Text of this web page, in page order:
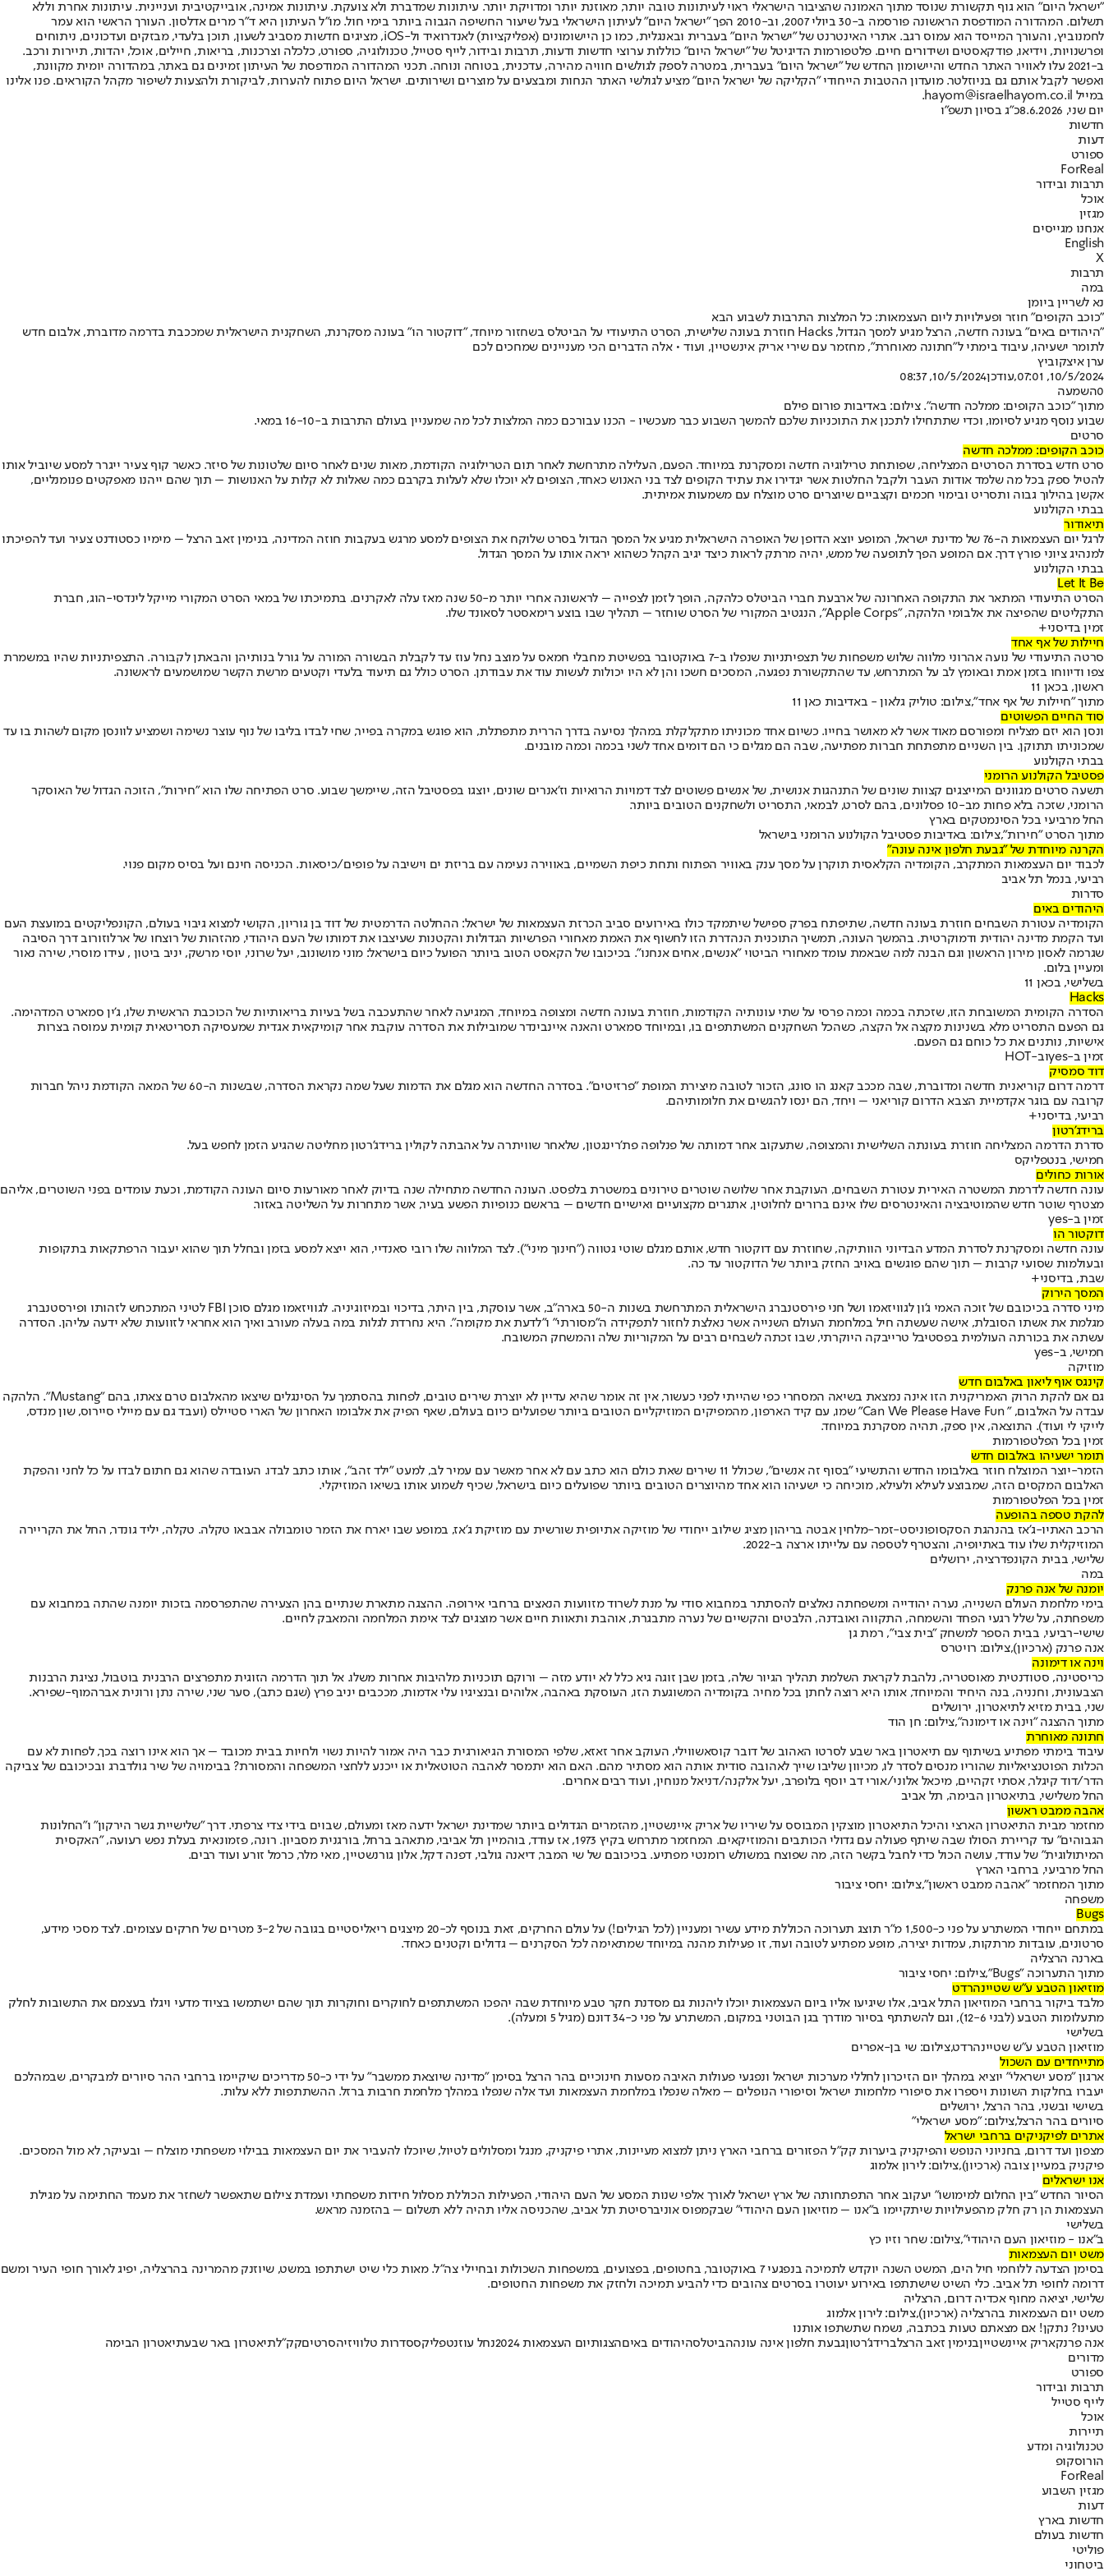
"ישראל היום" הוא גוף תקשורת שנוסד מתוך האמונה שהציבור הישראלי ראוי לעיתונות טובה יותר, מאוזנת יותר ומדויקת יותר. עיתונות שמדברת ולא צועקת. עיתונות אמינה, אובייקטיבית ועניינית. עיתונות אחרת וללא
תשלום. המהדורה המודפסת הראשונה פורסמה ב-30 ביולי 2007, וב-2010 הפך "ישראל היום" לעיתון הישראלי בעל שיעור החשיפה הגבוה ביותר בימי חול. מו"ל העיתון היא ד"ר מרים אדלסון. העורך הראשי הוא עמר
לחמנוביץ, והעורך המייסד הוא עמוס רגב. אתרי האינטרנט של "ישראל היום" בעברית ובאנגלית, כמו כן היישומונים (אפליקציות) לאנדרואיד ול-iOS, מציגים חדשות מסביב לשעון, תוכן בלעדי, מבזקים ועדכונים, ניתוחים
ופרשנויות, וידיאו, פודקאסטים ושידורים חיים. פלטפורמות הדיגיטל של "ישראל היום" כוללות ערוצי חדשות ודעות, תרבות ובידור, לייף סטייל, טכנולוגיה, ספורט, כלכלה וצרכנות, בריאות, חיילים, אוכל, יהדות, תיירות ורכב.
ב-2021 עלו לאוויר האתר החדש והיישומון החדש של "ישראל היום" בעברית, במטרה לספק לגולשים חוויה מהירה, עדכנית, בטוחה ונוחה. תכני המהדורה המודפסת של העיתון זמינים גם באתר, במהדורה יומית מקוונת,
ואפשר לקבל אותם גם בניוזלטר. מועדון ההטבות הייחודי "הקליקה של ישראל היום" מציע לגולשי האתר הנחות ומבצעים על מוצרים ושירותים. ישראל היום פתוח להערות, לביקורת ולהצעות לשיפור מקהל הקוראים. פנו אלינו
במייל hayom@israelhayom.co.il.
יום שני, 8.6.2026
כ"ג בסיון תשפ"ו
חדשות
דעות
ספורט
ForReal
תרבות ובידור
אוכל
מגזין
אנחנו מגייסים
English
X
תרבות
במה
נא לשריין ביומן
"כוכב הקופים" חוזר ופעילויות ליום העצמאות: כל המלצות התרבות לשבוע הבא
"היהודים באים" בעונה חדשה, הרצל מגיע למסך הגדול, Hacks חוזרת בעונה שלישית, הסרט התיעודי על הביטלס בשחזור מיוחד, "דוקטור הו" בעונה מסקרנת, השחקנית הישראלית שמככבת בדרמה מדוברת, אלבום חדש
לתומר ישעיהו, עיבוד בימתי ל"חתונה מאוחרת", מחזמר עם שירי אריק אינשטיין, ועוד • אלה הדברים הכי מעניינים שמחכים לכם
ערן איצקוביץ
10/5/2024, 07:01
,עודכן10/5/2024, 08:37
0השמעה
מתוך "כוכב הקופים: ממלכה חדשה". צילום: באדיבות פורום פילם
שבוע נוסף מגיע לסיומו, וכדי שתתחילו לתכנן את התוכניות שלכם להמשך השבוע כבר מעכשיו - הכנו עבורכם כמה המלצות לכל מה שמעניין בעולם התרבות ב-16-10 במאי.
סרטים
כוכב הקופים: ממלכה חדשה
סרט חדש בסדרת הסרטים המצליחה, שפותחת טרילוגיה חדשה ומסקרנת במיוחד. הפעם, העלילה מתרחשת לאחר תום הטרילוגיה הקודמת, מאות שנים לאחר סיום שלטונות של סיזר. כאשר קוף צעיר ייגרר למסע שיוביל אותו
להטיל ספק בכל מה שלמד אודות העבר ולקבל החלטות אשר יגדירו את עתיד הקופים לצד בני האנוש כאחד, הצופים לא יוכלו שלא לעלות בקרבם כמה שאלות לא קלות על האנושות – תוך שהם ייהנו מאפקטים פנומנליים,
אקשן בהילוך גבוה ותסריט ובימוי חכמים וקצביים שיוצרים סרט מוצלח עם משמעות אמיתית.
בבתי הקולנוע
תיאודור
לרגל יום העצמאות ה-76 של מדינת ישראל, המופע יוצא הדופן של האופרה הישראלית מגיע אל המסך הגדול בסרט שלוקח את הצופים למסע מרגש בעקבות חוזה המדינה, בנימין זאב הרצל – מימיו כסטודנט צעיר ועד להפיכתו
למנהיג ציוני פורץ דרך. אם המופע הפך לתופעה של ממש, יהיה מרתק לראות כיצד יגיב הקהל כשהוא יראה אותו על המסך הגדול.
בבתי הקולנוע
Let It Be
הסרט התיעודי המתאר את התקופה האחרונה של ארבעת חברי הביטלס כלהקה, הופך לזמן לצפייה – לראשונה אחרי יותר מ-50 שנה מאז עלה לאקרנים. בתמיכתו של במאי הסרט המקורי מייקל לינדסי-הוג, חברת
התקליטים שהפיצה את אלבומי הלהקה, "Apple Corps", הנגטיב המקורי של הסרט שוחזר – תהליך שבו בוצע רימאסטר לסאונד שלו.
זמין בדיסני+
חיילות של אף אחד
סרטה התיעודי של נועה אהרוני מלווה שלוש משפחות של תצפיתניות שנפלו ב-7 באוקטובר בפשיטת מחבלי חמאס על מוצב נחל עוז עד לקבלת הבשורה המורה על גורל בנותיהן והבאתן לקבורה. התצפיתניות שהיו במשמרת
צפו ודיווחו בזמן אמת ובאומץ לב על המתרחש, עד שהתקשורת נפגעה, המסכים חשכו והן לא היו יכולות לעשות עוד את עבודתן. הסרט כולל גם תיעוד בלעדי וקטעים מרשת הקשר שמושמעים לראשונה.
ראשון, בכאן 11
מתוך "חיילות של אף אחד",צילום: טוליק גלאון - באדיבות כאן 11
סוד החיים הפשוטים
ונסן הוא יזם מצליח ומפורסם מאוד אשר לא מאושר בחייו. כשיום אחד מכוניתו מתקלקלת במהלך נסיעה בדרך הררית מתפתלת, הוא פוגש במקרה בפייר, שחי לבדו בליבו של נוף עוצר נשימה ושמציע לוונסן מקום לשהות בו עד
שמכוניתו תתוקן. בין השניים מתפתחת חברות מפתיעה, שבה הם מגלים כי הם דומים אחד לשני בכמה וכמה מובנים.
בבתי הקולנוע
פסטיבל הקולנוע הרומני
תשעה סרטים מגוונים המייצגים קצוות שונים של התנהגות אנושית, של אנשים פשוטים לצד דמויות הרואיות וז'אנרים שונים, יוצגו בפסטיבל הזה, שיימשך שבוע. סרט הפתיחה שלו הוא "חירות", הזוכה הגדול של האוסקר
הרומני, שזכה בלא פחות מב-10 פסלונים, בהם לסרט, לבמאי, התסריט ולשחקנים הטובים ביותר.
החל מרביעי בכל הסינמטקים בארץ
מתוך הסרט "חירות",צילום: באדיבות פסטיבל הקולנוע הרומני בישראל
הקרנה מיוחדת של "גבעת חלפון אינה עונה"
לכבוד יום העצמאות המתקרב, הקומדיה הקלאסית תוקרן על מסך ענק באוויר הפתוח ותחת כיפת השמיים, באווירה נעימה עם בריזת ים וישיבה על פופים/כיסאות. הכניסה חינם ועל בסיס מקום פנוי.
רביעי, בנמל תל אביב
סדרות
היהודים באים
הקומדיה עטורת השבחים חוזרת בעונה חדשה, שתיפתח בפרק ספישל שיתמקד כולו באירועים סביב הכרזת העצמאות של ישראל: ההחלטה הדרמטית של דוד בן גוריון, הקושי למצוא גיבוי בעולם, הקונפליקטים במועצת העם
ועד הקמת מדינה יהודית ודמוקרטית. בהמשך העונה, תמשיך התוכנית הנהדרת הזו לחשוף את האמת מאחורי הפרשיות הגדולות והקטנות שעיצבו את דמותו של העם היהודי, מהזהות של רוצחו של ארלוזורוב דרך הסיבה
שגרמה לאסון מירון הראשון וגם הבנה למה שבאמת עומד מאחורי הביטוי "אנשים, אחים אנחנו". בכיכובו של הקאסט הטוב ביותר הפועל כיום בישראל: מוני מושונוב, יעל שרוני, יוסי מרשק, יניב ביטון , עידו מוסרי, שירה נאור
ומעיין בלום.
בשלישי, בכאן 11
Hacks
הסדרה הקומית המשובחת הזו, שזכתה בכמה וכמה פרסי על שתי עונותיה הקודמות, חוזרת בעונה חדשה ומצופה במיוחד, המגיעה לאחר שהתעכבה בשל בעיות בריאותיות של הכוכבת הראשית שלו, ג'ין סמארט המדהימה.
גם הפעם התסריט מלא בשנינות מקצה אל הקצה, כשהכל השחקנים המשתתפים בו, ובמיוחד סמארט והאנה איינבינדר שמובילות את הסדרה עוקבת אחר קומיקאית אגדית שמעסיקה תסריטאית קומית עמוסה בצרות
אישיות, נותנים את כל כוחם גם הפעם.
זמין ב-yesוב-HOT
דוד סמסיק
דרמה דרום קוריאנית חדשה ומדוברת, שבה מככב קאנג הו סונג, הזכור לטובה מיצירת המופת "פרזיטים". בסדרה החדשה הוא מגלם את הדמות שעל שמה נקראת הסדרה, שבשנות ה-60 של המאה הקודמת ניהל חברות
קרובה עם בוגר אקדמיית הצבא הדרום קוריאני – ויחד, הם ינסו להגשים את חלומותיהם.
רביעי, בדיסני+
ברידג'רטון
סדרת הדרמה המצליחה חוזרת בעונתה השלישית והמצופה, שתעקוב אחר דמותה של פנלופה פת'רינגטון, שלאחר שוויתרה על אהבתה לקולין ברידג'רטון מחליטה שהגיע הזמן לחפש בעל.
חמישי, בנטפליקס
אורות כחולים
עונה חדשה לדרמת המשטרה האירית עטורת השבחים, העוקבת אחר שלושה שוטרים טירונים במשטרת בלפסט. העונה החדשה מתחילה שנה בדיוק לאחר מאורעות סיום העונה הקודמת, וכעת עומדים בפני השוטרים, אליהם
מצטרף שוטר חדש שהמוטיבציה והאינטרסים שלו אינם ברורים לחלוטין, אתגרים מקצועיים ואישיים חדשים – בראשם כנופיות הפשע בעיר, אשר מתחרות על השליטה באזור.
זמין ב-yes
דוקטור הו
עונה חדשה ומסקרנת לסדרת המדע הבדיוני הוותיקה, שחוזרת עם דוקטור חדש, אותם מגלם שוטי גטווה ("חינוך מיני"). לצד המלווה שלו רובי סאנדיי, הוא ייצא למסע בזמן ובחלל תוך שהוא יעבור הרפתקאות בתקופות
ובעולמות שסועי קרבות – תוך שהם פוגשים באויב החזק ביותר של הדוקטור עד כה.
שבת, בדיסני+
המסך הירוק
מיני סדרה בכיכובם של זוכה האמי ג'ון לגוויזאמו ושל חני פירסטנברג הישראלית המתרחשת בשנות ה-50 בארה"ב, אשר עוסקת, בין היתר, בדיכוי ובמיזוגיניה. לגוויזאמו מגלם סוכן FBI לטיני המתכחש לזהותו ופירסטנברג
מגלמת את אשתו הסובלת, אישה שעשתה חיל במלחמת העולם השנייה אשר נאלצת לחזור לתפקידה ה"מסורתי" ו"לדעת את מקומה". היא נחרדת לגלות במה בעלה מעורב ואיך הוא אחראי לזוועות שלא ידעה עליהן. הסדרה
עשתה את בכורתה העולמית בפסטיבל טרייבקה היוקרתי, שבו זכתה לשבחים רבים על המקוריות שלה והמשחק המשובח.
חמישי, ב-yes
מוזיקה
קינגס אוף ליאון באלבום חדש
גם אם להקת הרוק האמריקנית הזו אינה נמצאת בשיאה המסחרי כפי שהייתי לפני כעשור, אין זה אומר שהיא עדיין לא יוצרת שירים טובים, לפחות בהסתמך על הסינגלים שיצאו מהאלבום טרם צאתו, בהם "Mustang". הלהקה
עבדה על האלבום, " Can We Please Have Fun" שמו, עם קיד הארפון, מהמפיקים המוזיקליים הטובים ביותר שפועלים כיום בעולם, שאף הפיק את אלבומו האחרון של הארי סטיילס (ועבד גם עם מיילי סיירוס, שון מנדס,
לייקי לי ועוד). התוצאה, אין ספק, תהיה מסקרנת במיוחד.
זמין בכל הפלטפורמות
תומר ישעיהו באלבום חדש
הזמר-יוצר המוצלח חוזר באלבומו החדש והתשיעי "בסוף זה אנשים", שכולל 11 שירים שאת כולם הוא כתב עם לא אחר מאשר עם עמיר לב, למעט "ילד זהב", אותו כתב לבדו. העובדה שהוא גם חתום לבדו על כל לחני והפקת
האלבום המקסים הזה, שמבוצע לעילא ולעילא, מוכיחה כי ישעיהו הוא אחד מהיוצרים הטובים ביותר שפועלים כיום בישראל, שכיף לשמוע אותו בשיאו המוזיקלי.
זמין בכל הפלטפורמות
להקת טספה בהופעה
הרכב האתיו-ג'אז בהנהגת הסקסופוניסט-זמר-מלחין אבטה בריהון מציג שילוב ייחודי של מוזיקה אתיופית שורשית עם מוזיקת ג'אז, במופע שבו יארח את הזמר טומבולה אבבאו טקלה. טקלה, יליד גונדר, החל את הקריירה
המוזיקלית שלו עוד באתיופיה, והצטרף לטספה עם עלייתו ארצה ב-2022.
שלישי, בבית הקונפדרציה, ירושלים
במה
יומנה של אנה פרנק
בימי מלחמת העולם השנייה, נערה יהודייה ומשפחתה נאלצים להסתתר במחבוא סודי על מנת לשרוד מזוועות הנאצים ברחבי אירופה. ההצגה מתארת שנתיים בהן הצעירה שהתפרסמה בזכות יומנה שהתה במחבוא עם
משפחתה, על שלל רגעי הפחד והשמחה, התקווה ואובדנה, הלבטים והקשיים של נערה מתבגרת, אוהבת ותאוות חיים אשר מוצגים לצד אימת המלחמה והמאבק לחיים.
שישי-רביעי, בבית הספר למשחק "בית צבי", רמת גן
אנה פרנק (ארכיון),צילום: רויטרס
וינה או דימונה
כריסטינה, סטודנטית מאוסטריה, נלהבת לקראת השלמת תהליך הגיור שלה, בזמן שבן זוגה גיא כלל לא יודע מזה – ורוקם תוכניות מלהיבות אחרות משלו. אל תוך הדרמה הזוגית מתפרצים הרבנית בוטבול, נציגת הרבנות
הצבעונית, וחנניה, בנה היחיד והמיוחד, אותו היא רוצה לחתן בכל מחיר. בקומדיה המשוגעת הזו, העוסקת באהבה, אלוהים ובנציגיו עלי אדמות, מככבים יניב פרץ (שגם כתב), סער שני, שירה נתן ורונית אברהמוף-שפירא.
שני, בבית מזיא לתיאטרון, ירושלים
מתוך ההצגה "וינה או דימונה",צילום: חן הוד
חתונה מאוחרת
עיבוד בימתי מפתיע בשיתוף עם תיאטרון באר שבע לסרטו האהוב של דובר קוסאשווילי, העוקב אחר זאזא, שלפי המסורת הגיאורגית כבר היה אמור להיות נשוי ולחיות בבית מכובד – אך הוא אינו רוצה בכך, לפחות לא עם
הכלות הפוטנציאליות שהוריו מנסים לסדר לו, מכיוון שליבו שייך לאהובה סודית אותה הוא מסתיר מהם. האם הוא יתמסר לאהבה הטוטאלית או ייכנע ללחצי המשפחה והמסורת? בבימויה של שיר גולדברג ובכיכובם של צביקה
הדר/דוד קיגלר, אסתי זקהיים, מיכאל אלוני/אורי דב יוסף בלופרב, יעל אלקנה/דניאל מנוחין, ועוד רבים אחרים.
החל משלישי, בתיאטרון הבימה, תל אביב
אהבה ממבט ראשון
מחזמר מבית התיאטרון הארצי והיכל התיאטרון מוצקין המבוסס על שיריו של אריק איינשטיין, מהזמרים הגדולים ביותר שמדינת ישראל ידעה מאז ומעולם, שבוים בידי צדי צרפתי. דרך "שלישיית גשר הירקון" ו"החלונות
הגבוהים" עד קריירת הסולו שבה שיתף פעולה עם גדולי הכותבים והמוזיקאים. המחזמר מתרחש בקיץ 1973, אז עודד, בוהמיין תל אביבי, מתאהב ברחל, בורגנית מסביון. רונה, פזמונאית בעלת נפש רעועה, "האקסית
המיתולוגית" של עודד, עושה הכול כדי לחבל בקשר הזה, מה שפוצח במשולש רומנטי מפתיע. בכיכובם של שי המבר, דיאנה גולבי, דפנה דקל, אלון גורנשטיין, מאי מלר, כרמל זורע ועוד רבים.
החל מרביעי, ברחבי הארץ
מתוך המחזמר "אהבה ממבט ראשון",צילום: יחסי ציבור
משפחה
Bugs
במתחם ייחודי המשתרע על פני כ-1,500 מ"ר תוצג תערוכה הכוללת מידע עשיר ומעניין (לכל הגילים!) על עולם החרקים, זאת בנוסף לכ-20 מיצגים ריאליסטיים בגובה של 3-2 מטרים של חרקים עצומים. לצד מסכי מידע,
סרטונים, עובדות מרתקות, עמדות יצירה, מופע מפתיע לטובה ועוד, זו פעילות מהנה במיוחד שמתאימה לכל הסקרנים – גדולים וקטנים כאחד.
בארנה הרצליה
מתוך התערוכה "Bugs",צילום: יחסי ציבור
מוזיאון הטבע ע"ש שטיינהרדט
מלבד ביקור ברחבי המוזיאון התל אביב, אלו שיגיעו אליו ביום העצמאות יוכלו ליהנות גם מסדנת חקר טבע מיוחדת שבה יהפכו המשתתפים לחוקרים וחוקרות תוך שהם ישתמשו בציוד מדעי ויגלו בעצמם את התשובות לחלק
מתעלומות הטבע (לבני 12-6), וגם להשתתף בסיור מודרך בגן הבוטני במקום, המשתרע על פני כ-34 דונם (מגיל 5 ומעלה).
בשלישי
מוזיאון הטבע ע"ש שטיינהרדט,צילום: שי בן-אפרים
מתייחדים עם השכול
ארגון "מסע ישראלי" יוציא במהלך יום הזיכרון לחללי מערכות ישראל ונפגעי פעולות האיבה מסעות חינוכיים בהר הרצל בסימן "מדינה שיוצאת ממשבר" על ידי כ-50 מדריכים שיקיימו ברחבי ההר סיורים למבקרים, שבמהלכם
יעברו בחלקות השונות ויספרו את סיפורי מלחמות ישראל וסיפורי הנופלים – מאלה שנפלו במלחמת העצמאות ועד אלה שנפלו במהלך מלחמת חרבות ברזל. ההשתתפות ללא עלות.
בשישי ובשני, בהר הרצל, ירושלים
סיורים בהר הרצל,צילום: "מסע ישראלי"
אתרים לפיקניקים ברחבי ישראל
מצפון ועד דרום, בחניוני הנופש והפיקניק ביערות קק"ל הפזורים ברחבי הארץ ניתן למצוא מעיינות, אתרי פיקניק, מנגל ומסלולים לטיול, שיוכלו להעביר את יום העצמאות בבילוי משפחתי מוצלח – ובעיקר, לא מול המסכים.
פיקניק במעיין צובה (ארכיון),צילום: לירון אלמוג
אנו ישראלים
הסיור החדש "בין החלום למימושו" יעקוב אחר התפתחותה של ארץ ישראל לאורך אלפי שנות המסע של העם היהודי, הפעילות הכוללת מסלול חידות משפחתי ועמדת צילום שתאפשר לשחזר את מעמד החתימה על מגילת
העצמאות הן רק חלק מהפעילויות שיתקיימו ב"אנו – מוזיאון העם היהודי" שבקמפוס אוניברסיטת תל אביב, שהכניסה אליו תהיה ללא תשלום – בהזמנה מראש.
בשלישי
ב"אנו - מוזיאון העם היהודי",צילום: שחר וזיו כץ
משט יום העצמאות
בסימן הצדעה ללוחמי חיל הים, המשט השנה יוקדש לתמיכה בנפגעי 7 באוקטובר, בחטופים, בפצועים, במשפחות השכולות ובחיילי צה"ל. מאות כלי שיט ישתתפו במשט, שיוזנק מהמרינה בהרצליה, יפיג לאורך חופי העיר ומשם
דרומה לחופי תל אביב. כלי השיט שישתתפו באירוע יעוטרו בסרטים צהובים כדי להביע תמיכה ולחזק את משפחות החטופים.
שלישי, יציאה מחוף אכדיה דרום, הרצליה
משט יום העצמאות בהרצליה (ארכיון),צילום: לירון אלמוג
טעינו? נתקן! אם מצאתם טעות בכתבה, נשמח שתשתפו אותנו
אנה פרנקאריק איינשטייןבנימין זאב הרצלברידג'רטוןגבעת חלפון אינה עונההביטלסהיהודים באיםהצגותיום העצמאות 2024 נחל עוזנטפליקססדרות טלוויזיהסרטיםקק"לתיאטרון באר שבעתיאטרון הבימה
מדורים
ספורט
תרבות ובידור
לייף סטייל
אוכל
תיירות
טכנולוגיה ומדע
הורוסקופ
ForReal
מגזין השבוע
דעות
חדשות בארץ
חדשות בעולם
פוליטי
ביטחוני